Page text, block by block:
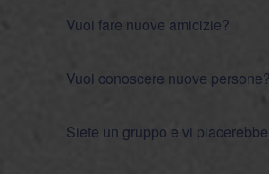
Vuoi fare nuove amicizie?
Vuoi conoscere nuove persone?
Siete un gruppo e vi